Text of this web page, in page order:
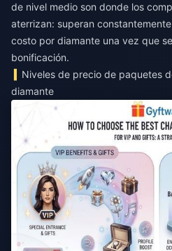
de nivel medio son donde los
aterrizan: superan
costo por diamante una vez que
bonificación.
Niveles de precio de paquetes
diamante